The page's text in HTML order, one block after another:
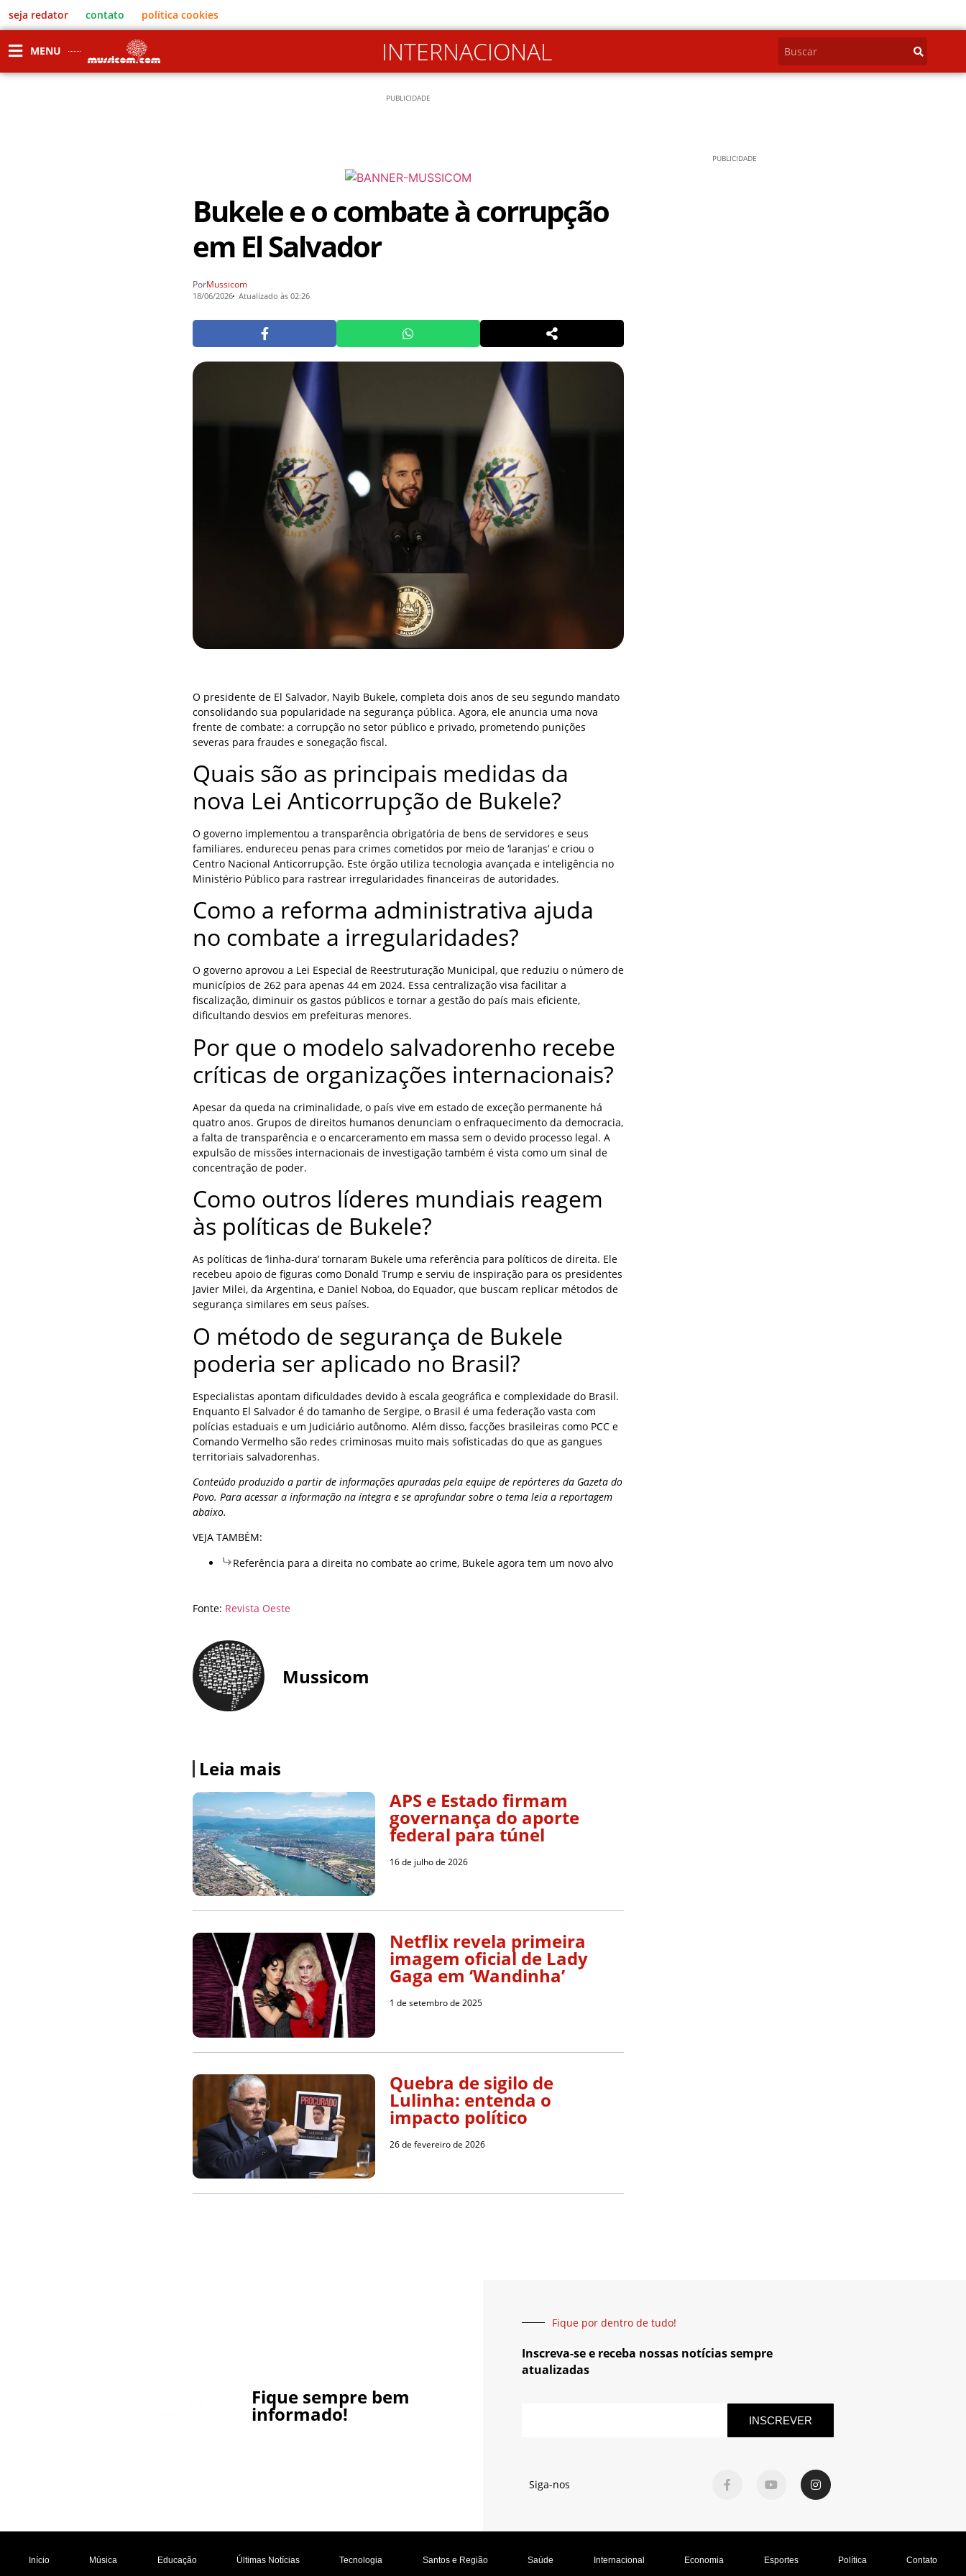
seja redator contato política cookies
MENU INTERNACIONAL
PUBLICIDADE
Bukele e o combate à corrupção
em El Salvador
PorMussicom
18/06/2026 Atualizado às 02:26
O presidente de El Salvador, Nayib Bukele, completa dois anos de seu segundo mandato
consolidando sua popularidade na segurança pública. Agora, ele anuncia uma nova
frente de combate: a corrupção no setor público e privado, prometendo punições
severas para fraudes e sonegação fiscal.
Quais são as principais medidas da
nova Lei Anticorrupção de Bukele?
O governo implementou a transparência obrigatória de bens de servidores e seus
familiares, endureceu penas para crimes cometidos por meio de ‘laranjas’ e criou o
Centro Nacional Anticorrupção. Este órgão utiliza tecnologia avançada e inteligência no
Ministério Público para rastrear irregularidades financeiras de autoridades.
Como a reforma administrativa ajuda
no combate a irregularidades?
O governo aprovou a Lei Especial de Reestruturação Municipal, que reduziu o número de
municípios de 262 para apenas 44 em 2024. Essa centralização visa facilitar a
fiscalização, diminuir os gastos públicos e tornar a gestão do país mais eficiente,
dificultando desvios em prefeituras menores.
Por que o modelo salvadorenho recebe
críticas de organizações internacionais?
Apesar da queda na criminalidade, o país vive em estado de exceção permanente há
quatro anos. Grupos de direitos humanos denunciam o enfraquecimento da democracia,
a falta de transparência e o encarceramento em massa sem o devido processo legal. A
expulsão de missões internacionais de investigação também é vista como um sinal de
concentração de poder.
Como outros líderes mundiais reagem
às políticas de Bukele?
As políticas de ‘linha-dura’ tornaram Bukele uma referência para políticos de direita. Ele
recebeu apoio de figuras como Donald Trump e serviu de inspiração para os presidentes
Javier Milei, da Argentina, e Daniel Noboa, do Equador, que buscam replicar métodos de
segurança similares em seus países.
O método de segurança de Bukele
poderia ser aplicado no Brasil?
Especialistas apontam dificuldades devido à escala geográfica e complexidade do Brasil.
Enquanto El Salvador é do tamanho de Sergipe, o Brasil é uma federação vasta com
polícias estaduais e um Judiciário autônomo. Além disso, facções brasileiras como PCC e
Comando Vermelho são redes criminosas muito mais sofisticadas do que as gangues
territoriais salvadorenhas.
Conteúdo produzido a partir de informações apuradas pela equipe de repórteres da Gazeta do
Povo. Para acessar a informação na íntegra e se aprofundar sobre o tema leia a reportagem
abaixo.
VEJA TAMBÉM:
Referência para a direita no combate ao crime, Bukele agora tem um novo alvo
Fonte: Revista Oeste
Mussicom
Leia mais
APS e Estado firmam
governança do aporte
federal para túnel
16 de julho de 2026
Netflix revela primeira
imagem oficial de Lady
Gaga em ‘Wandinha’
1 de setembro de 2025
Quebra de sigilo de
Lulinha: entenda o
impacto político
26 de fevereiro de 2026
PUBLICIDADE
Fique sempre bem
informado!
Fique por dentro de tudo!
Inscreva-se e receba nossas notícias sempre
atualizadas
INSCREVER
Siga-nos
Início Música Educação Últimas Notícias Tecnologia Santos e Região Saúde Internacional Economia Esportes Política Contato